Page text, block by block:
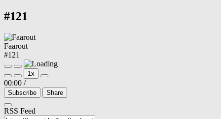
#121
Faarout
#121
Play
Episode
Pause
Episode
1x
00:00 /
Subscribe Share
RSS Feed